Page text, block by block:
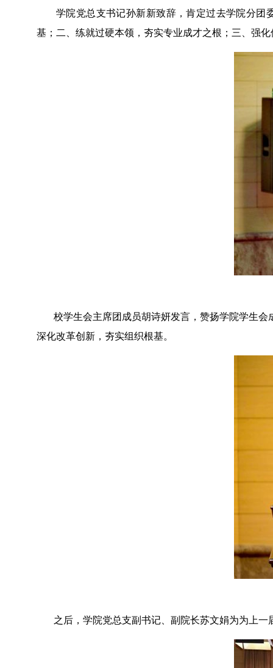
学院党总支书记孙新新致辞，肯定过去学院分团
基；二、练就过硬本领，夯实专业成才之根；三、强
校学生会主席团成员胡诗妍发言，赞扬学院学生
深化改革创新，夯实组织根基。
之后，学院党总支副书记、副院长苏文娟为为上一